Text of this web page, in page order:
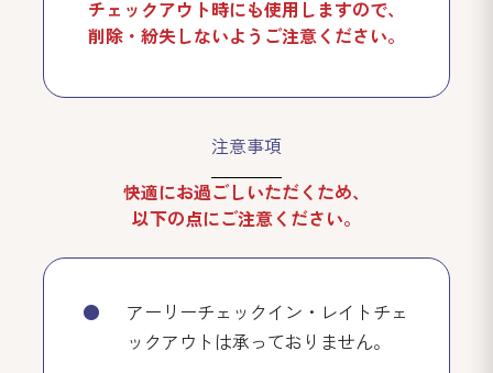
チェックアウト時にも使用しますので、
削除・紛失しないようご注意ください。
注意事項
快適にお過ごしいただくため、
以下の点にご注意ください。
アーリーチェックイン・レイトチェ
ックアウトは承っておりません。